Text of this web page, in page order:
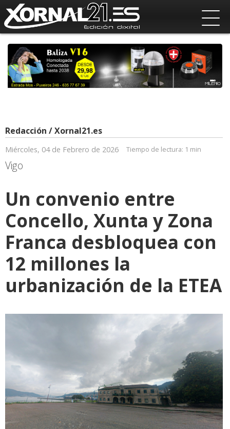
Redacción / Xornal21.es
Miércoles, 04 de Febrero de 2026 Tiempo de lectura: 1 min
Vigo
Un convenio entre
Concello, Xunta y Zona
Franca desbloquea con
12 millones la
urbanización de la ETEA